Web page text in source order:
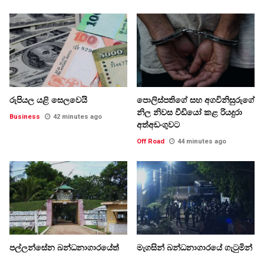
රුපියල යළි සෙලවෙයි
Business 42 minutes ago
පොලිස්පතිගේ සහ අගවිනිසුරුගේ
නිල නිවස වීඩියෝ කළ රියදුරා
අත්අඩංගුවට
Off Road 44 minutes ago
පල්ලන්සේන බන්ධනාගාරයේත්
මැගසින් බන්ධනාගාරයේ ගැටුමින්